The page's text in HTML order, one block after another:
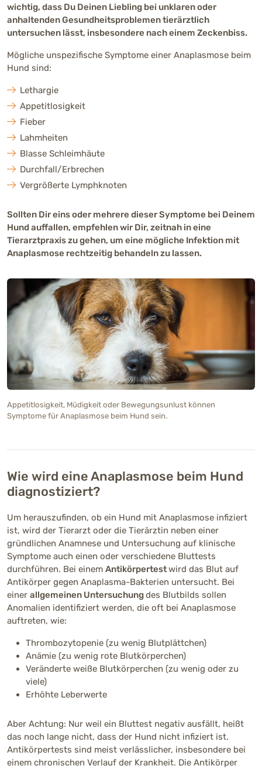
wichtig, dass Du Deinen Liebling bei unklaren oder
anhaltenden Gesundheitsproblemen tierärztlich
untersuchen lässt, insbesondere nach einem Zeckenbiss.
Mögliche unspezifische Symptome einer Anaplasmose beim
Hund sind:
Lethargie
Appetitlosigkeit
Fieber
Lahmheiten
Blasse Schleimhäute
Durchfall/Erbrechen
Vergrößerte Lymphknoten
Sollten Dir eins oder mehrere dieser Symptome bei Deinem
Hund auffallen, empfehlen wir Dir, zeitnah in eine
Tierarztpraxis zu gehen, um eine mögliche Infektion mit
Anaplasmose rechtzeitig behandeln zu lassen.
Appetitlosigkeit, Müdigkeit oder Bewegungsunlust können
Symptome für Anaplasmose beim Hund sein.
Wie wird eine Anaplasmose beim Hund
diagnostiziert?
Um herauszufinden, ob ein Hund mit Anaplasmose infiziert
ist, wird der Tierarzt oder die Tierärztin neben einer
gründlichen Anamnese und Untersuchung auf klinische
Symptome auch einen oder verschiedene Bluttests
durchführen. Bei einem Antikörpertestwird das Blut auf
Antikörper gegen Anaplasma-Bakterien untersucht. Bei
einer allgemeinen Untersuchungdes Blutbilds sollen
Anomalien identifiziert werden, die oft bei Anaplasmose
auftreten, wie:
Thrombozytopenie (zu wenig Blutplättchen)
Anämie (zu wenig rote Blutkörperchen)
Veränderte weiße Blutkörperchen (zu wenig oder zu
viele)
Erhöhte Leberwerte
Aber Achtung: Nur weil ein Bluttest negativ ausfällt, heißt
das noch lange nicht, dass der Hund nicht infiziert ist.
Antikörpertests sind meist verlässlicher, insbesondere bei
einem chronischen Verlauf der Krankheit. Die Antikörper